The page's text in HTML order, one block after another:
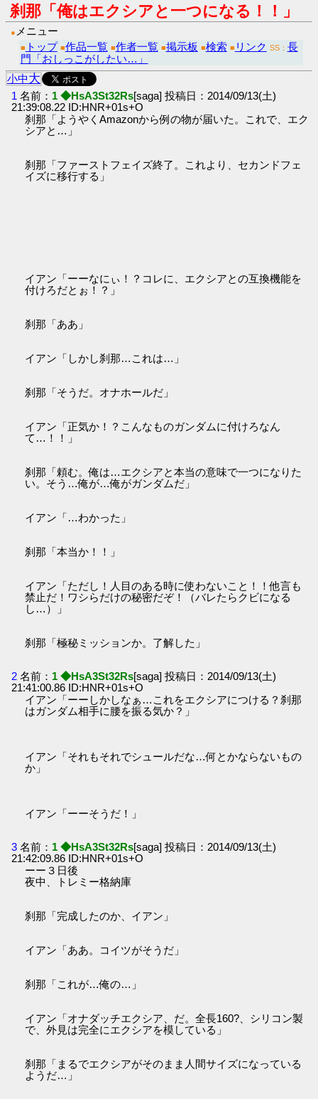
刹那「俺はエクシアと一つになる！！」
● メニュー
■ トップ ■作品一覧 ■作者一覧 ■掲示板 ■検索 ■ リンク SS： 長
門「おしっこがしたい…」
小中大
1 名前： 1 ◆HsA3St32Rs[saga] 投稿日：2014/09/13(土)
21:39:08.22 ID:HNR+01s+O
刹那「ようやくAmazonから例の物が届いた。これで、エク
シアと…」
刹那「ファーストフェイズ終了。これより、セカンドフェ
イズに移行する」
イアン「ーーなにぃ！？コレに、エクシアとの互換機能を
付けろだとぉ！？」
刹那「ああ」
イアン「しかし刹那…これは…」
刹那「そうだ。オナホールだ」
イアン「正気か！？こんなものガンダムに付けろなん
て…！！」
刹那「頼む。俺は…エクシアと本当の意味で一つになりた
い。そう…俺が…俺がガンダムだ」
イアン「…わかった」
刹那「本当か！！」
イアン「ただし！人目のある時に使わないこと！！他言も
禁止だ！ワシらだけの秘密だぞ！（バレたらクビになる
し…）」
刹那「極秘ミッションか。了解した」
2 名前： 1 ◆HsA3St32Rs[saga] 投稿日：2014/09/13(土)
21:41:00.86 ID:HNR+01s+O
イアン「ーーしかしなぁ…これをエクシアにつける？刹那
はガンダム相手に腰を振る気か？」
イアン「それもそれでシュールだな…何とかならないもの
か」
イアン「ーーそうだ！」
3 名前： 1 ◆HsA3St32Rs[saga] 投稿日：2014/09/13(土)
21:42:09.86 ID:HNR+01s+O
ーー３日後
夜中、トレミー格納庫
刹那「完成したのか、イアン」
イアン「ああ。コイツがそうだ」
刹那「これが…俺の…」
イアン「オナダッチエクシア、だ。全長160?、シリコン製
で、外見は完全にエクシアを模している」
刹那「まるでエクシアがそのまま人間サイズになっている
ようだ…」